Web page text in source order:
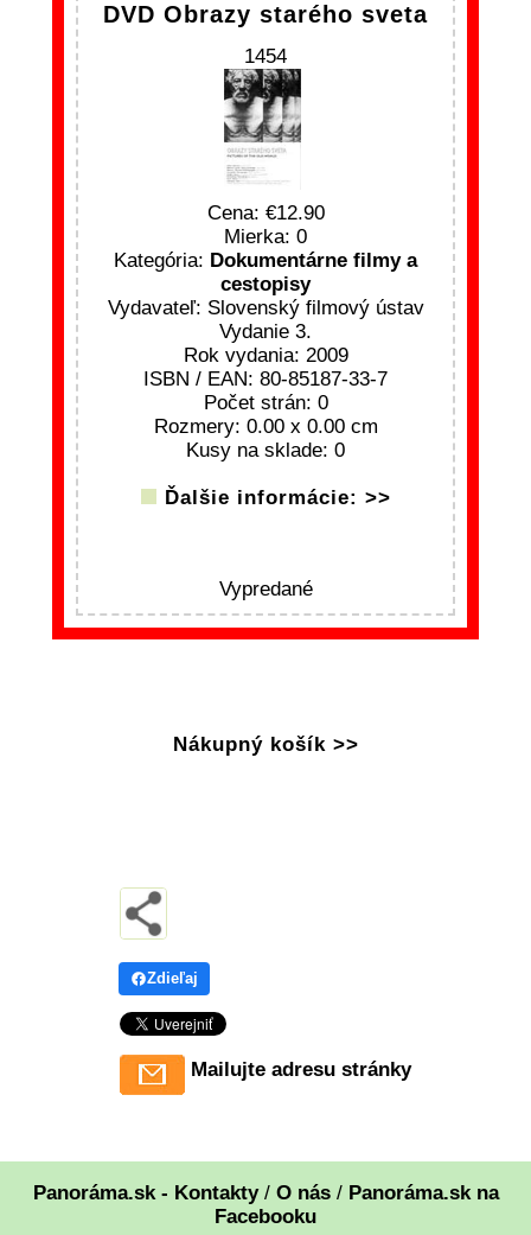
DVD Obrazy starého sveta
1454
Cena:
12.90
Mierka: 0
Kategória: Dokumentárne filmy a
cestopisy
Vydavateľ: Slovenský filmový ústav
Vydanie 3.
Rok vydania: 2009
ISBN / EAN: 80-85187-33-7
Počet strán: 0
Rozmery: 0.00 x 0.00 cm
Kusy na sklade: 0
Ďalšie informácie: >>
Vypredané
Nákupný košík >>
Zdieľaj
Mailujte adresu stránky
Panoráma.sk - Kontakty/ O nás/ Panoráma.sk na
Facebooku